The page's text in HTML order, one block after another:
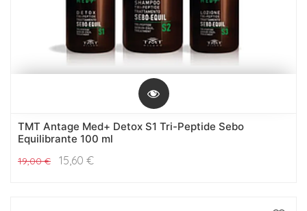
TMT Antage Med+ Detox S1 Tri-Peptide Sebo
Equilibrante 100 ml
19,00€ 15,60 €